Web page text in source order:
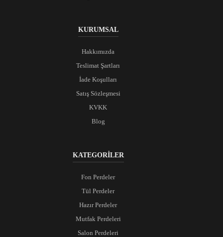
KURUMSAL
Hakkımızda
Teslimat Şartları
İade Koşulları
Satış Sözleşmesi
KVKK
Blog
KATEGORİLER
Fon Perdeler
Tül Perdeler
Hazır Perdeler
Mutfak Perdeleri
Salon Perdeleri